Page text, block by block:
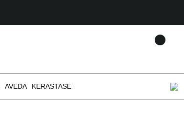
AVEDA KERASTASE